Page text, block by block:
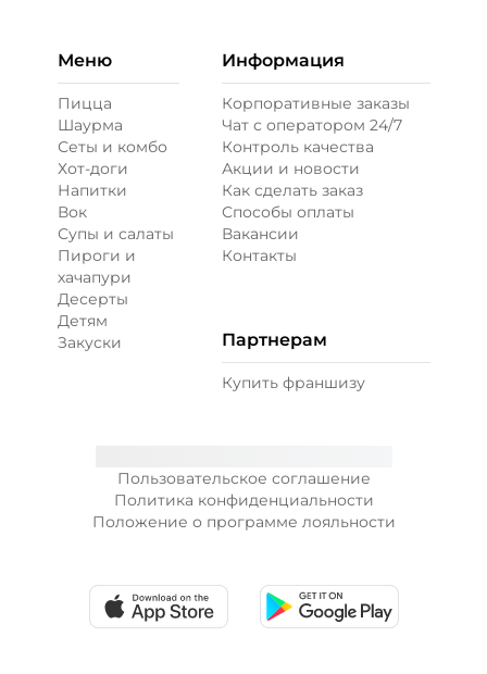
Пользовательское соглашение
Политика конфиденциальности
Положение о программе лояльности
Меню
Пицца
Шаурма
Сеты и комбо
Хот-доги
Напитки
Вок
Супы и салаты
Пироги и
хачапури
Десерты
Детям
Закуски
Информация
Корпоративные заказы
Чат с оператором 24/7
Контроль качества
Акции и новости
Как сделать заказ
Способы оплаты
Вакансии
Контакты
Партнерам
Купить франшизу